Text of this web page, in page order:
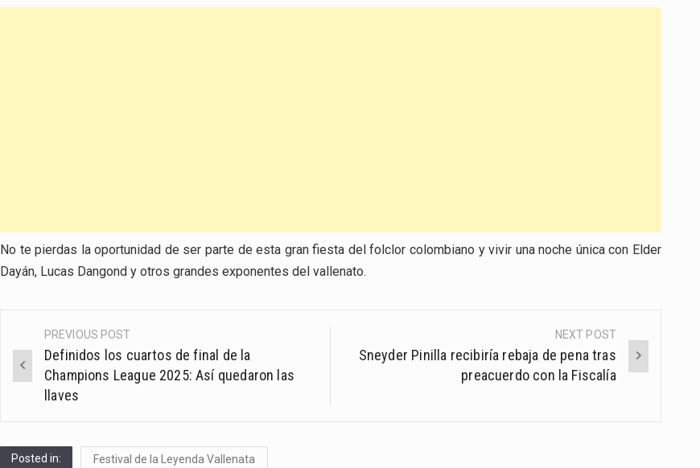
No te pierdas la oportunidad de ser parte de esta gran fiesta del folclor colombiano y vivir una noche única con Elder
Dayán, Lucas Dangond y otros grandes exponentes del vallenato.
Post
navigation
PREVIOUS POST
Definidos los cuartos de final de la
Champions League 2025: Así quedaron las
llaves
NEXT POST
Sneyder Pinilla recibiría rebaja de pena tras
preacuerdo con la Fiscalía
Posted in: Festival de la Leyenda Vallenata